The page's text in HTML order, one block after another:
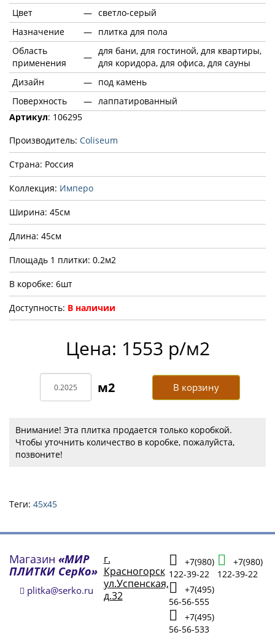
Цвет — светло-серый
Назначение
— плитка для пола
Область
применения
—
для бани, для гостиной, для квартиры,
для коридора, для офиса, для сауны
Дизайн
— под камень
Поверхность
— лаппатированный
Артикул: 106295
Производитель: Coliseum
Страна: Россия
Коллекция: Имперо
Ширина: 45см
Длина: 45см
Площадь 1 плитки: 0.2м2
В коробке: 6шт
Доступность: В наличии
Цена: 1553 р/м2
В корзину
Внимание! Эта плитка продается только коробкой.
Чтобы уточнить количество в коробке, пожалуйста,
позвоните!
Теги: 45х45
Магазин «МИР
ПЛИТКИ СерКо»
plitka@serko.ru
г.
Красногорск
ул.Успенская,
д.32
+7(980)
122-39-22
+7(495)
56-56-555
+7(495)
56-56-533
+7(980)
122-39-22